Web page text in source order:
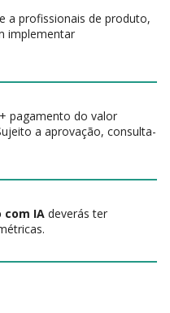
a profissionais de produto,
implementar
pagamento do valor
a aprovação, consulta-
com IA deverás ter